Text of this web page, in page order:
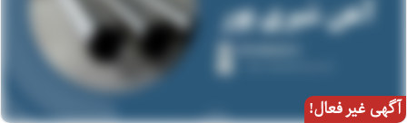
آگهی غیر فعال!